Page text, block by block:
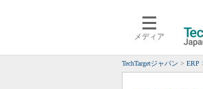
メディア
クラウド
TechTargetジャパン ERP